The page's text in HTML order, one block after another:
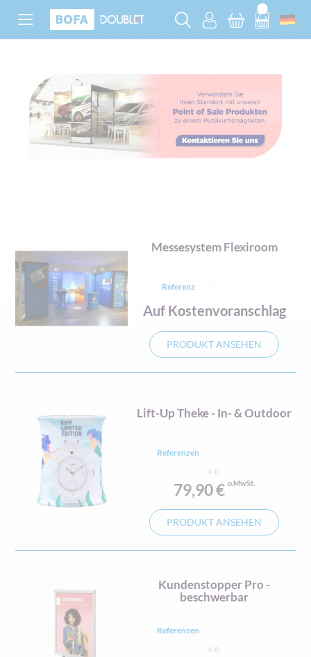
Messesystem Flexiroom
Referenz
Auf Kostenvoranschlag
PRODUKT ANSEHEN
Lift-Up Theke - In- & Outdoor
Referenzen
AB
79,90 €
PRODUKT ANSEHEN
Kundenstopper Pro -
beschwerbar
Referenzen
AB